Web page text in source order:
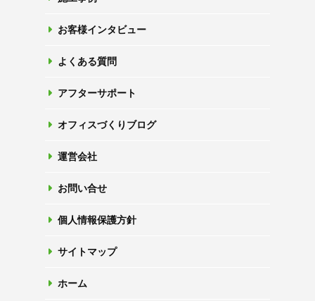
お客様インタビュー
よくある質問
アフターサポート
オフィスづくりブログ
運営会社
お問い合せ
個人情報保護方針
サイトマップ
ホーム